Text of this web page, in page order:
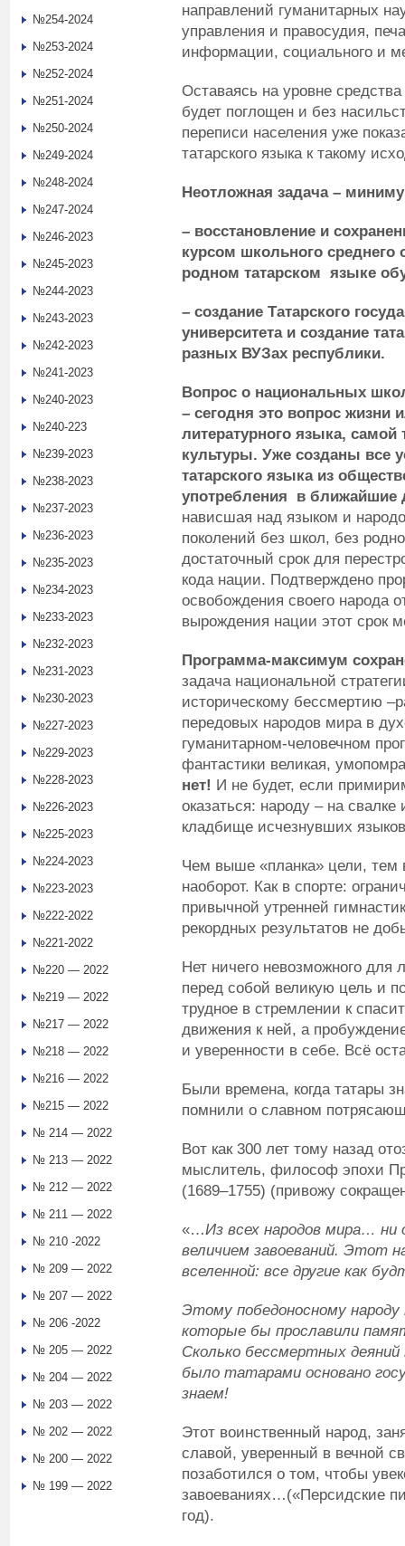
направлений гуманитарных
управления и правосудия,
информации, социального и
Оставаясь на уровне
будет поглощен и без
переписи населения уже
татарского языка к такому
Неотложная задача –
– восстановление и
курсом школьного среднего
родном татарском языке
– создание Татарского
университета и создание
разных ВУЗах республики.
Вопрос о национальных
– сегодня это вопрос жизни
литературного языка, самой
культуры. Уже созданы все
татарского языка из
употребления в ближайшие
нависшая над языком и
поколений без школ, без
достаточный срок для
кода нации. Подтверждено
освобождения своего народа
вырождения нации этот срок
Программа-максимум
задача национальной
историческому бессмертию
передовых народов мира в
гуманитарном-человечном
фантастики великая,
нет! И не будет, если
оказаться: народу – на
кладбище исчезнувших
Чем выше «планка» цели,
наоборот. Как в спорте:
привычной утренней
рекордных результатов не
Нет ничего невозможного для
перед собой великую цель и
трудное в стремлении к
движения к ней, а
и уверенности в себе. Всё
Были времена, когда татары
помнили о славном
Вот как 300 лет тому назад
мыслитель, философ эпохи
(1689–1755) (привожу
«…Из всех народов мира…
величием завоеваний. Этот
вселенной: все другие как
Этому победоносному
которые бы прославили
Сколько бессмертных деяний
было татарами основано
знаем!
Этот воинственный народ,
славой, уверенный в вечной
позаботился о том, чтобы
завоеваниях…(«Персидские
год).
№254-2024
№253-2024
№252-2024
№251-2024
№250-2024
№249-2024
№248-2024
№247-2024
№246-2023
№245-2023
№244-2023
№243-2023
№242-2023
№241-2023
№240-2023
№240-223
№239-2023
№238-2023
№237-2023
№236-2023
№235-2023
№234-2023
№233-2023
№232-2023
№231-2023
№230-2023
№227-2023
№229-2023
№228-2023
№226-2023
№225-2023
№224-2023
№223-2023
№222-2022
№221-2022
№220 — 2022
№219 — 2022
№217 — 2022
№218 — 2022
№216 — 2022
№215 — 2022
№ 214 — 2022
№ 213 — 2022
№ 212 — 2022
№ 211 — 2022
№ 210 -2022
№ 209 — 2022
№ 207 — 2022
№ 206 -2022
№ 205 — 2022
№ 204 — 2022
№ 203 — 2022
№ 202 — 2022
№ 200 — 2022
№ 199 — 2022